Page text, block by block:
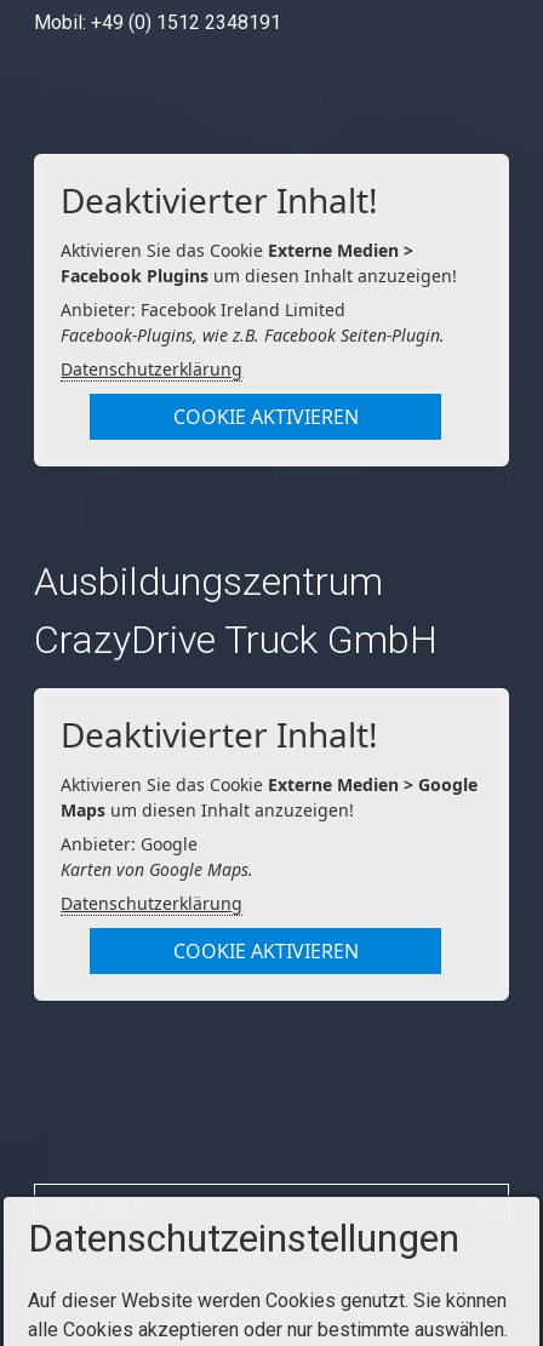
Mobil: +49 (0) 1512 2348191
Deaktivierter Inhalt!
Aktivieren Sie das Cookie Externe Medien >
Facebook Plugins um diesen Inhalt anzuzeigen!
Anbieter: Facebook Ireland Limited
Facebook-Plugins, wie z.B. Facebook Seiten-Plugin.
Datenschutzerklärung
COOKIE AKTIVIEREN
Ausbildungszentrum
CrazyDrive Truck GmbH
Deaktivierter Inhalt!
Aktivieren Sie das Cookie Externe Medien > Google
Maps um diesen Inhalt anzuzeigen!
Anbieter: Google
Karten von Google Maps.
Datenschutzerklärung
COOKIE AKTIVIEREN
Startseite Impressum Datenschutzerklärung
Datenschutzeinstellungen
Auf dieser Website werden Cookies genutzt. Sie können
alle Cookies akzeptieren oder nur bestimmte auswählen.